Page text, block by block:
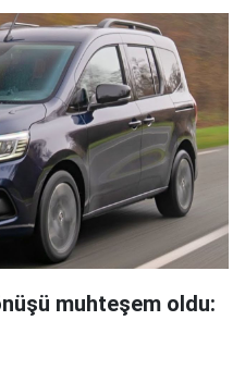
muhteşem oldu: